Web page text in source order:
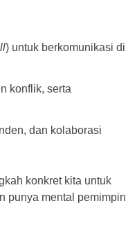
) untuk berkomunikasi di
konflik, serta
dan kolaborasi
konkret kita untuk
punya mental pemimpin